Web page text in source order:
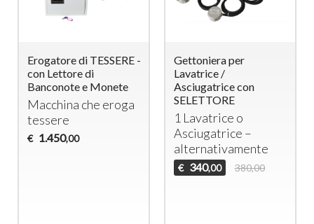
Erogatore di TESSERE -
con Lettore di
Banconote e Monete
Macchina che eroga
tessere
€ 1.450,00
Gettoniera per
Lavatrice /
Asciugatrice con
SELETTORE
1 Lavatrice o
Asciugatrice –
alternativamente
€ 340,00 380,00